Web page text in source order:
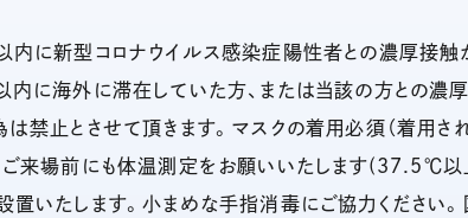
新型コロナウイルス感染症陽性者との濃厚接触
に海外に滞在していた方、または当該の方との濃
禁止とさせて頂きます。マスクの着用必須（着用さ
ご来場前にも体温測定をお願いいたします(37.5℃
いたします。小まめな手指消毒にご協力ください